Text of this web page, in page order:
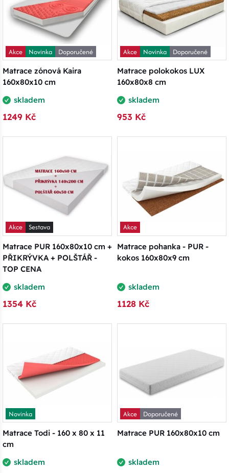
Akce Novinka
Doporučené
Matrace zónová Kaira
160x80x10 cm
skladem
1249 Kč
Akce Novinka
Doporučené
Matrace polokokos LUX
160x80x8 cm
skladem
953 Kč
Akce
Sestava
Matrace PUR 160x80x10 cm +
PŘIKRÝVKA + POLŠTÁŘ -
TOP CENA
skladem
1354 Kč
Akce
Matrace pohanka - PUR -
kokos 160x80x9 cm
skladem
1128 Kč
Novinka
Matrace Todi - 160 x 80 x 11
cm
skladem
Akce
Doporučené
Matrace PUR 160x80x10 cm
skladem